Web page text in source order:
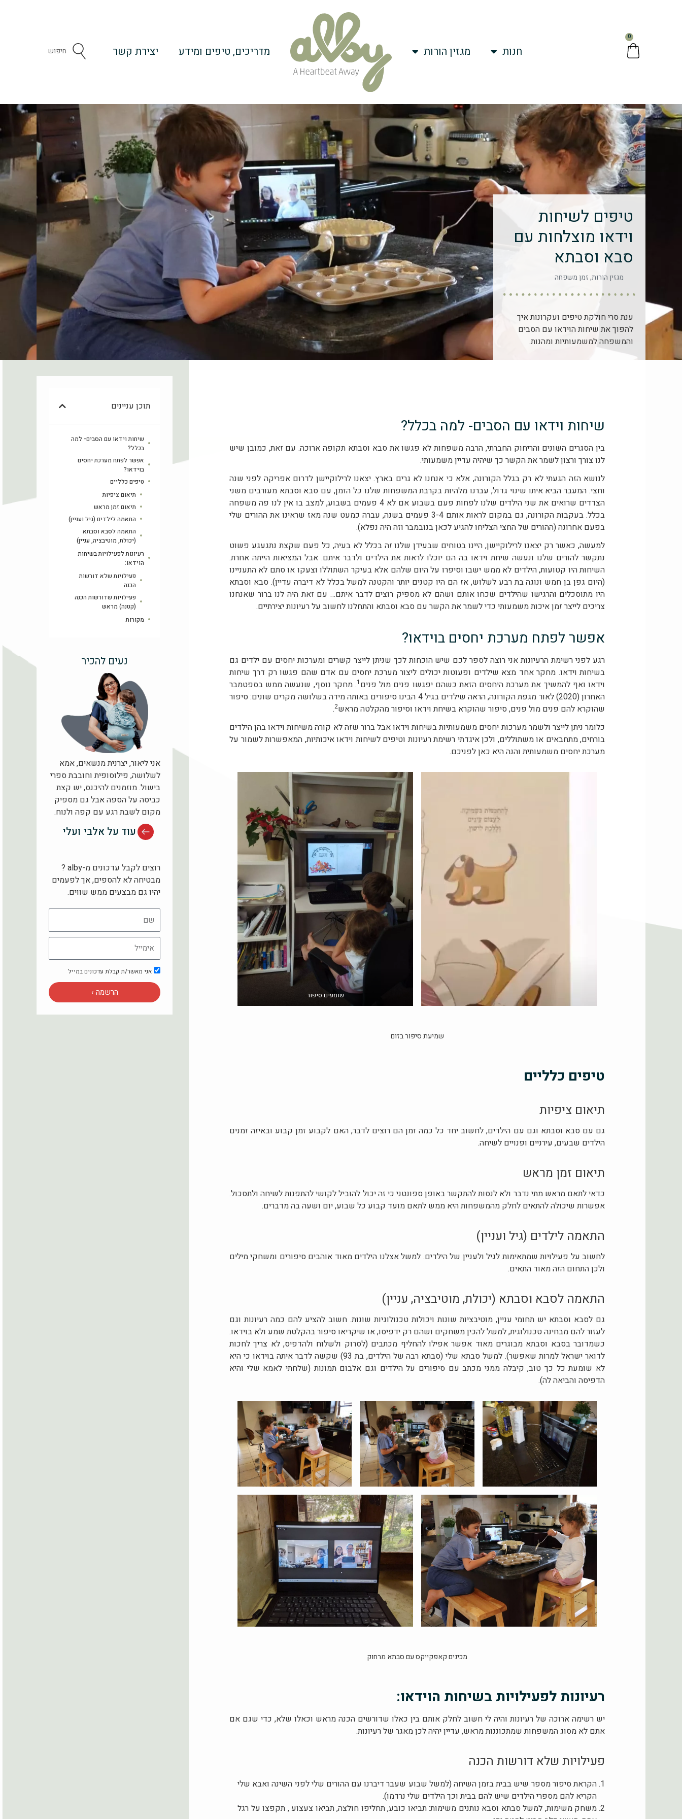
0
עגלת חנות מגזין הורות מדריכים, טיפים ומידע יצירת קשר
Search
טיפים לשיחות
וידאו מוצלחות עם
סבא וסבתא
מגזין הורות,זמן משפחה
ענת סרי חולקת טיפים ועקרונות איך
להפוך את שיחות הוידאו עם הסבים
והמשפחה למשמעותיות ומהנות.
שיחות וידאו עם הסבים- למה בכלל?
בין הסגרים השונים והריחוק החברתי, הרבה משפחות לא פגשו את סבא וסבתא תקופה ארוכה. עם זאת, כמובן שיש
לנו צורך ורצון לשמר את הקשר כך שיהיה עדיין משמעותי.
לנושא הזה הגעתי לא רק בגלל הקורונה, אלא כי אנחנו לא גרים בארץ. יצאנו לרילוקיישן לדרום אפריקה לפני שנה
וחצי. המעבר הביא איתו שינוי גדול, עברנו מלהיות בקרבת המשפחות שלנו כל הזמן, עם סבא וסבתא מעורבים משני
הצדדים שרואים את שני הילדים שלנו לפחות פעם בשבוע אם לא 4 פעמים בשבוע, למצב בו אין לנו פה משפחה
בכלל. בעקבות הקורונה, גם במקום לראות אותם 3-4 פעמים בשנה, עברה כמעט שנה מאז שראינו את ההורים שלי
בפעם אחרונה (ההורים של החצי הצליחו להגיע לכאן בנובמבר וזה היה נפלא).
למעשה, כאשר רק יצאנו לרילוקיישן, היינו בטוחים שבעידן שלנו זה בכלל לא בעיה, כל פעם שקצת נתגעגע פשוט
נתקשר להורים שלנו ונעשה שיחת וידאו בה הם יוכלו לראות את הילדים ולדבר איתם. אבל המציאות הייתה אחרת.
השיחות היו קטועות, הילדים לא ממש ישבו וסיפרו על היום שלהם אלא בעיקר השתוללו וצעקו או סתם לא התעניינו
(היום גפן בן חמש ונוגה בת רבע לשלוש, אז הם היו קטנים יותר והקטנה למשל בכלל לא דיברה עדיין). סבא וסבתא
היו מתוסכלים והרגישו שהילדים שכחו אותם ושהם לא מספיק רוצים לדבר איתם… עם זאת היה לנו ברור שאנחנו
צריכים לייצר זמן איכות משמעותי כדי לשמר את הקשר עם סבא וסבתא והתחלנו לחשוב על רעיונות יצירתיים.
אפשר לפתח מערכת יחסים בוידאו?
רגע לפני רשימת הרעיונות אני רוצה לספר לכם שיש הוכחות לכך שניתן לייצר קשרים ומערכות יחסים עם ילדים גם
בשיחות וידאו. מחקר אחד מצא שילדים ופעוטות יכולים ליצור מערכת יחסים עם אדם שהם פגשו רק דרך שיחות
וידאו ואף להמשיך את מערכת היחסים הזאת כשהם יפגשו פנים מול פנים 1. מחקר נוסף, שנעשה ממש בספטמבר
האחרון (2020) לאור מגפת הקורונה, הראה שילדים בגיל 4 הבינו סיפורים באותה מידה בשלושה מקרים שונים: סיפור
שהוקרא להם פנים מול פנים, סיפור שהוקרא בשיחת וידאו וסיפור מהקלטה מראש2
.
כלומר ניתן לייצר ולשמר מערכות יחסים משמעותיות בשיחות וידאו אבל ברור שזה לא קורה משיחות וידאו בהן הילדים
בורחים, מתחבאים או משתוללים, ולכן איגדתי רשימת רעיונות וטיפים לשיחות וידאו איכותיות, המאפשרות לשמור על
מערכת יחסים משמעותית והנה היא כאן לפניכם.
שומעים סיפור
שמיעת סיפור בזום
טיפים כלליים
תיאום ציפיות
גם עם סבא וסבתא וגם עם הילדים, לחשוב יחד כל כמה זמן הם רוצים לדבר, האם לקבוע זמן קבוע ובאיזה זמנים
הילדים שבעים, עירניים ופנויים לשיחה.
תיאום זמן מראש
כדאי לתאם מראש מתי נדבר ולא לנסות להתקשר באופן ספונטני כי זה יכול להוביל לקושי להתפנות לשיחה ולתסכול.
אפשרות שיכולה להתאים לחלק מהמשפחות היא ממש לתאם מועד קבוע כל שבוע, יום ושעה בה מדברים.
התאמה לילדים (גיל ועניין)
לחשוב על פעילויות שמתאימות לגיל ולעניין של הילדים. למשל אצלנו הילדים מאוד אוהבים סיפורים ומשחקי מילים
ולכן התחום הזה מאוד התאים.
התאמה לסבא וסבתא (יכולת, מוטיבציה, עניין)
גם לסבא וסבתא יש תחומי עניין, מוטיבציות שונות ויכולות טכנולוגיות שונות. חשוב להציע להם כמה רעיונות וגם
לעזור להם מבחינה טכנולוגית, למשל להכין משחקים ושהם רק ידפיסו, או שיקריאו סיפור בהקלטת שמע ולא בוידאו.
כשמדובר בסבא וסבתא מבוגרים מאוד אפשר אפילו להחליף מכתבים (לסרוק ולשלוח ולהדפיס, לא צריך לחכות
לדואר ישראל למרות שאפשר). למשל סבתא שלי (סבתא רבה של הילדים, בת 93) שקשה לדבר איתה בוידאו כי היא
לא שומעת כל כך טוב, קיבלה ממני מכתב עם סיפורים על הילדים וגם אלבום תמונות (שלחתי לאמא שלי והיא
הדפיסה והביאה לה).
מכינים קאפקייקס עם סבתא מרחוק
רעיונות לפעילויות בשיחות הוידאו:
יש רשימה ארוכה של רעיונות והיה לי חשוב לחלק אותם בין כאלו שדורשים הכנה מראש וכאלו שלא, כדי שגם אם
אתם לא מסוג המשפחות שמתכוננות מראש, עדיין יהיה לכן מאגר של רעיונות.
פעילויות שלא דורשות הכנה
הקראת סיפור מספר שיש בבית בזמן השיחה (למשל שבוע שעבר דיברנו עם ההורים שלי לפני השינה ואבא שלי
הקריא להם מספרי הילדים שיש להם בבית וכך הילדים שלי נרדמו).
משחק משימות, למשל סבתא וסבא נותנים משימות: תביאו כובע, תחליפו חולצה, תביאו צעצוע , תקפצו על רגל
תוכן עניינים
שיחות וידאו עם הסבים- למה
בכלל?
אפשר לפתח מערכת יחסים
בוידאו?
טיפים כלליים
תיאום ציפיות
תיאום זמן מראש
התאמה לילדים (גיל ועניין)
התאמה לסבא וסבתא
(יכולת, מוטיבציה, עניין)
רעיונות לפעילויות בשיחות
הוידאו:
פעילויות שלא דורשות
הכנה
פעילויות שדורשות הכנה
(קטנה) מראש
מקורות
נעים להכיר
אני ליאור, יצרנית מנשאים, אמא
לשלושה, פילוסופית וחובבת ספרי
בישול. מוזמנים להיכנס, יש קצת
כביסה על הספה אבל גם מספיק
מקום לשבת רגע עם קפה ולנוח.
עוד על אלבי ועלי
רוצים לקבל עדכונים מ-alby ?
מבטיחה לא להספים, אך לפעמים
יהיו גם מבצעים ממש שווים.
אישור
על
דיוור
אני מאשר/ת קבלת עדכונים במייל
הרשמה ›